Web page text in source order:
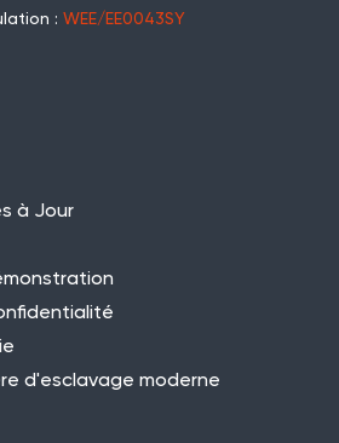
: WEE/EE0043SY
à Jour
d'esclavage moderne